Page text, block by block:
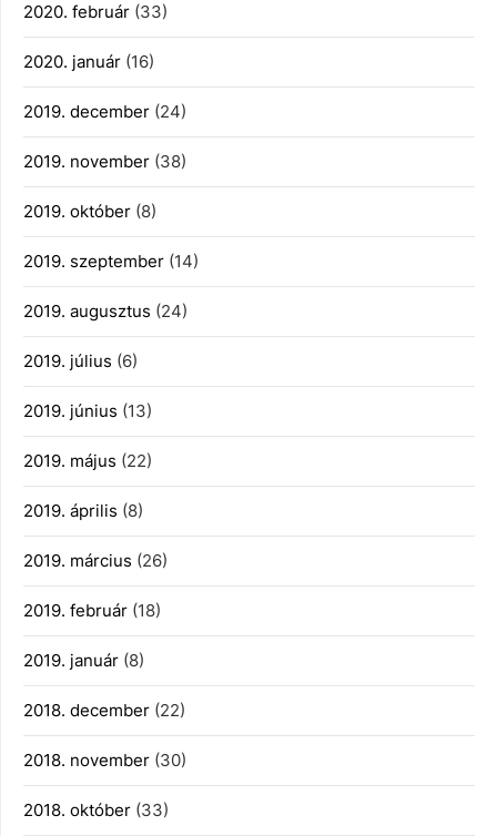
2020. február (33)
2020. január (16)
2019. december (24)
2019. november (38)
2019. október (8)
2019. szeptember (14)
2019. augusztus (24)
2019. július (6)
2019. június (13)
2019. május (22)
2019. április (8)
2019. március (26)
2019. február (18)
2019. január (8)
2018. december (22)
2018. november (30)
2018. október (33)